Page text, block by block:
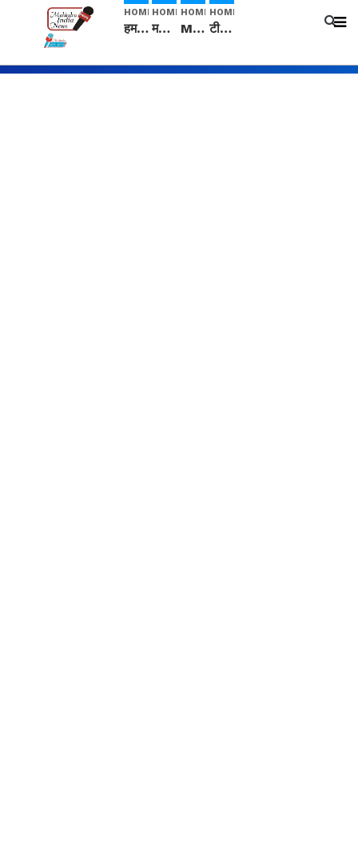
HOME
हम सनातनी..." सांसद kangana Ranaut से क्या बोली लड़की? Viral Jantar-Mantar | CJP protest
HOME
मनीषा हत्याकांड: हत्या, आत्महत्या या कोई बड़ा राज? | Full Story | Josh Haryana
HOME
Mangalsutra: हिंदू धर्म में शादी के बाद मंगलसूत्र क्यों पहनती है महिलाएं, किसने शुरु की ये परंपरा
HOME
टीम बीकेई ने एग्रीकल्चर ग्रेड की यूरिया खाद गट्टों में बदलकर टेक्निकल ग्रेड में बेचने वालों पर करवाई कार्रवाई: लखविंदर सिंह औलख